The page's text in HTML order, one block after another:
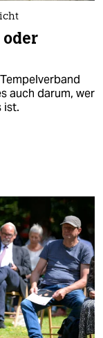
oder
auch darum, wer
ist.